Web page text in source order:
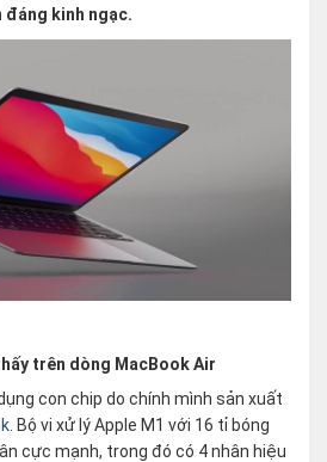
đáng kinh ngạc.
trên dòng MacBook Air
con chip do chính mình sản xuất
. Bộ vi xử lý Apple M1 với 16 tỉ bóng
cực mạnh, trong đó có 4 nhân hiệu